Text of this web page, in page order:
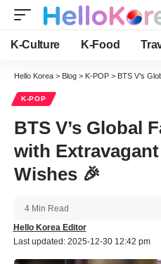
K-Culture K-Food
Hello Korea > Blog > K-POP > BTS V’s Global
K-POP
BTS V’s Global
with
Wishes 🎉
Last updated: 2025-12-30 12:42 pm
Hello Korea Editor
4 Min Read